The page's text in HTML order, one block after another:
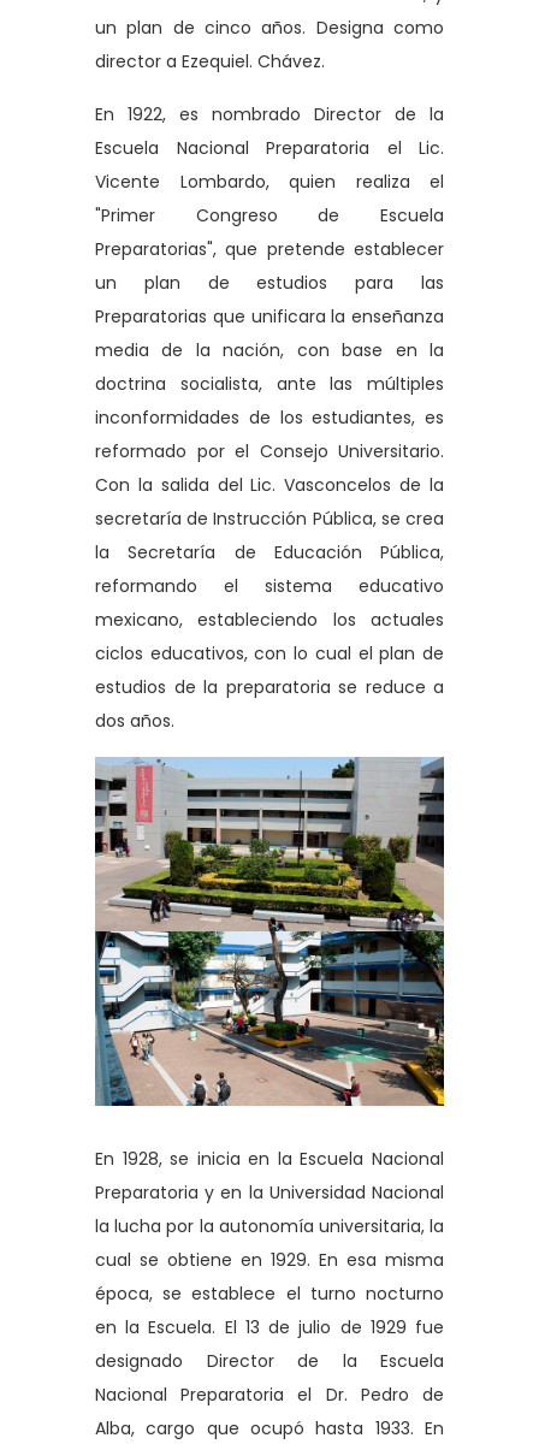
un plan de cinco años. Designa como
director a Ezequiel. Chávez.
En 1922, es nombrado Director de la
Escuela Nacional Preparatoria el Lic.
Vicente Lombardo, quien realiza el
"Primer Congreso de Escuela
Preparatorias", que pretende establecer
un plan de estudios para las
Preparatorias que unificara la enseñanza
media de la nación, con base en la
doctrina socialista, ante las múltiples
inconformidades de los estudiantes, es
reformado por el Consejo Universitario.
Con la salida del Lic. Vasconcelos de la
secretaría de Instrucción Pública, se crea
la Secretaría de Educación Pública,
reformando el sistema educativo
mexicano, estableciendo los actuales
ciclos educativos, con lo cual el plan de
estudios de la preparatoria se reduce a
dos años.
En 1928, se inicia en la Escuela Nacional
Preparatoria y en la Universidad Nacional
la lucha por la autonomía universitaria, la
cual se obtiene en 1929. En esa misma
época, se establece el turno nocturno
en la Escuela. El 13 de julio de 1929 fue
designado Director de la Escuela
Nacional Preparatoria el Dr. Pedro de
Alba, cargo que ocupó hasta 1933. En